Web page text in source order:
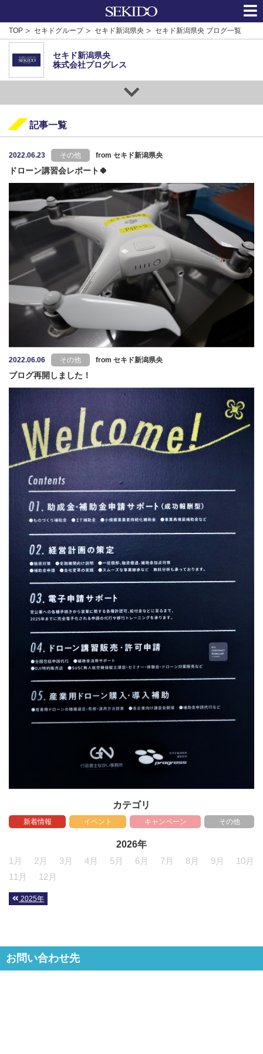
TOP セキドグループ セキド新潟県央 セキド新潟県央 ブログ一覧
セキド新潟県央
株式会社プログレス
記事一覧
2022.06.23 その他 from セキド新潟県央
ドローン講習会レポート🍀
2022.06.06 その他 from セキド新潟県央
ブログ再開しました！
カテゴリ
新着情報 イベント キャンペーン その他
2026年
1月
2月 3月 4月 5月 6月 7月 8月 9月
10月
11月
12月
2025年
お問い合わせ先